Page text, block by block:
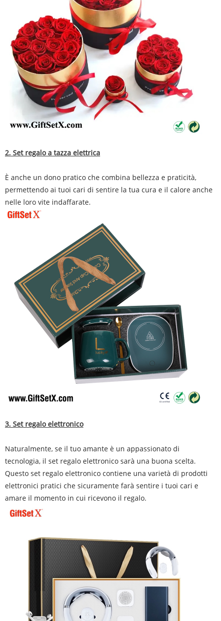
2. Set regalo a tazza elettrica
È anche un dono pratico che combina bellezza e praticità,
permettendo ai tuoi cari di sentire la tua cura e il calore anche
nelle loro vite indaffarate.
3. Set regalo elettronico
Naturalmente, se il tuo amante è un appassionato di
tecnologia, il set regalo elettronico sarà una buona scelta.
Questo set regalo elettronico contiene una varietà di prodotti
elettronici pratici che sicuramente farà sentire i tuoi cari e
amare il momento in cui ricevono il regalo.